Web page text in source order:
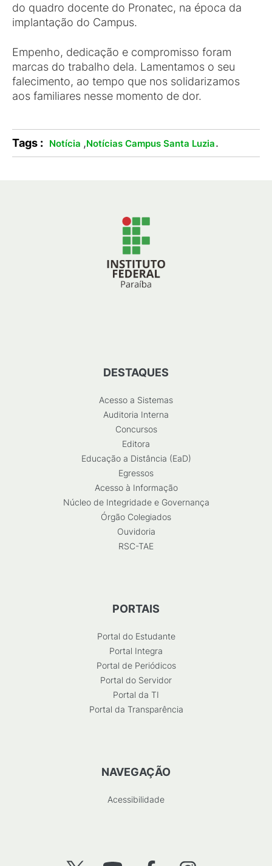
do quadro docente do Pronatec, na época da
implantação do Campus.
Empenho, dedicação e compromisso foram
marcas do trabalho dela. Lamentamos o seu
falecimento, ao tempo que nos solidarizamos
aos familiares nesse momento de dor.
Tags : Notícia ,Notícias Campus Santa Luzia.
DESTAQUES
Acesso a Sistemas
Auditoria Interna
Concursos
Editora
Educação a Distância (EaD)
Egressos
Acesso à Informação
Núcleo de Integridade e Governança
Órgão Colegiados
Ouvidoria
RSC-TAE
PORTAIS
Portal do Estudante
Portal Integra
Portal de Periódicos
Portal do Servidor
Portal da TI
Portal da Transparência
NAVEGAÇÃO
Acessibilidade